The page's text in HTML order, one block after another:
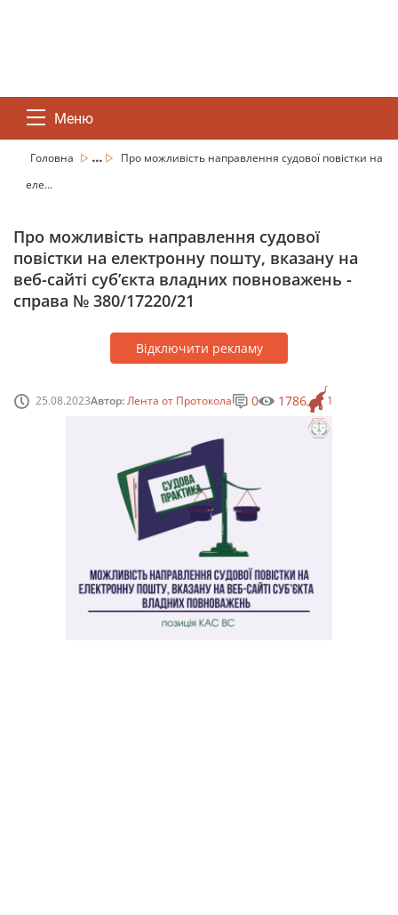
Меню
Головна ...
Про можливість направлення судової повістки на
еле...
Про можливість направлення судової
повістки на електронну пошту, вказану на
веб-сайті суб’єкта владних повноважень -
справа № 380/17220/21
Відключити рекламу
25.08.2023Автор:Лента от Протокола 1
0 1786